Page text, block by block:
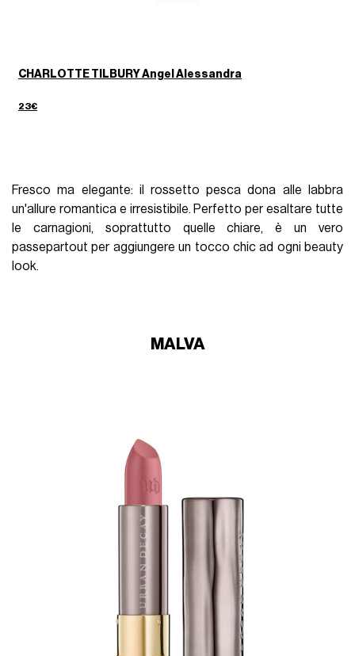
CHARLOTTE TILBURY Angel Alessandra
23€
Fresco ma elegante: il rossetto pesca dona alle labbra
un'allure romantica e irresistibile. Perfetto per esaltare tutte
le carnagioni, soprattutto quelle chiare, è un vero
passepartout per aggiungere un tocco chic ad ogni beauty
look.
MALVA